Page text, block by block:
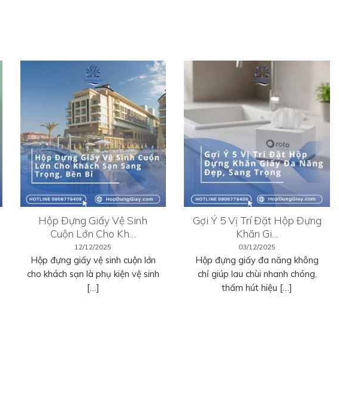
Hộp Đựng Giấy Vệ Sinh
Cuộn Lớn Cho Kh…
12/12/2025
Hộp đựng giấy vệ sinh cuộn lớn
cho khách sạn là phụ kiện vệ sinh
[…]
Gợi Ý 5 Vị Trí Đặt Hộp Đựng
Khăn Gi…
03/12/2025
Hộp đựng giấy đa năng không
chỉ giúp lau chùi nhanh chóng,
thấm hút hiệu […]